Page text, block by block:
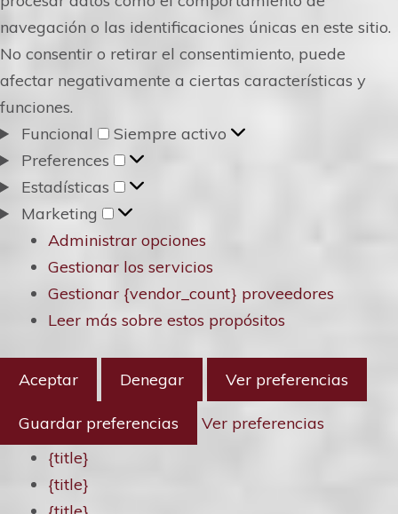
navegación o las identificaciones únicas en este sitio.
No consentir o retirar el consentimiento, puede
afectar negativamente a ciertas características y
funciones.
Funcional
Funcional
Siempre activo
Preferences
Preferences
Estadísticas
Estadísticas
Marketing
Marketing
Administrar opciones
Gestionar los servicios
Gestionar {vendor_count} proveedores
Leer más sobre estos propósitos
Aceptar Denegar Ver preferencias
Guardar preferencias
Ver preferencias
{title}
{title}